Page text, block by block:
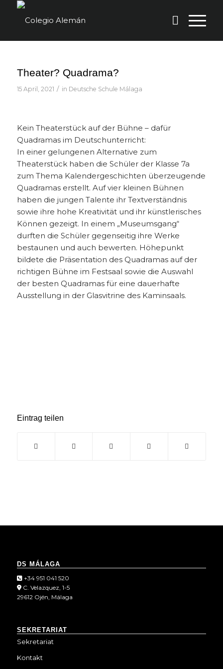
Theater? Quadrama?
15 April, 2021 / in Deutsche Schule Málaga
Kein Theaterstück auf der Bühne – dafür
Quadramas im Deutschunterricht:
In einer gelungenen Alternative zum
Theaterstück haben die Schüler der Klasse 7a
zum Thema Kalendergeschichten überzeugende
Quadramas erstellt. Auf vier kleinen Bühnen
haben die jungen Talente ihr Textverständnis
sowie ihre hohe Kreativität und ihr künstlerisches
Können gezeigt. In einem „Museumsgang“
durften die Schüler gegenseitig ihre Werke
bestaunen und auch bewerten. Höhepunkt
bildete die Präsentation des Quadramas auf der
richtigen Bühne im Festsaal sowie die Auswahl
der besten Quadramas für eine dauerhafte
Ausstellung in der Glasvitrine des Kaminsaals.
Eintrag teilen
DS MÁLAGA
+34 951 041 520
C. Velazquez, 1-5
29612 Ojén, Málaga
SEKRETARIAT
Sekretariat
Kontakt